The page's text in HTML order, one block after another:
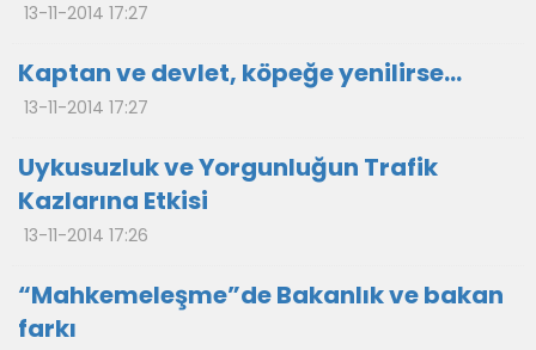
13-11-2014 17:27
Kaptan ve devlet, köpeğe yenilirse...
13-11-2014 17:27
Uykusuzluk ve Yorgunluğun Trafik
Kazlarına Etkisi
13-11-2014 17:26
“Mahkemeleşme”de Bakanlık ve bakan
farkı